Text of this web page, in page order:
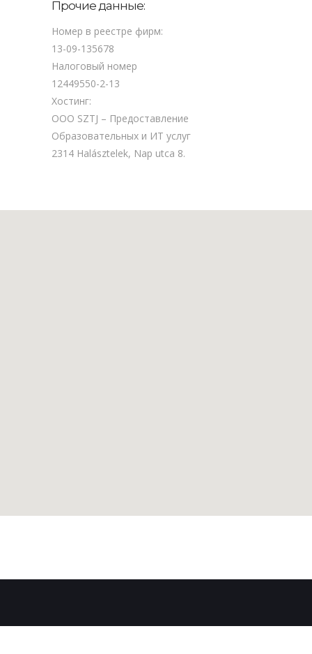
Прочие данные:
Номер в реестре фирм:
13-09-135678
Налоговый номер
12449550-2-13
Хостинг:
ООО SZTJ – Предоставление
Образовательных и ИТ услуг
2314 Halásztelek, Nap utca 8.